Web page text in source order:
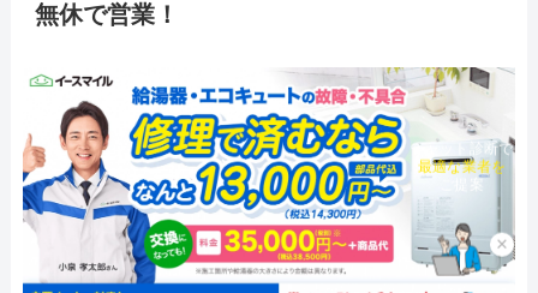
無休で営業！
×
チャット診断で
最適な業者を
ご提案